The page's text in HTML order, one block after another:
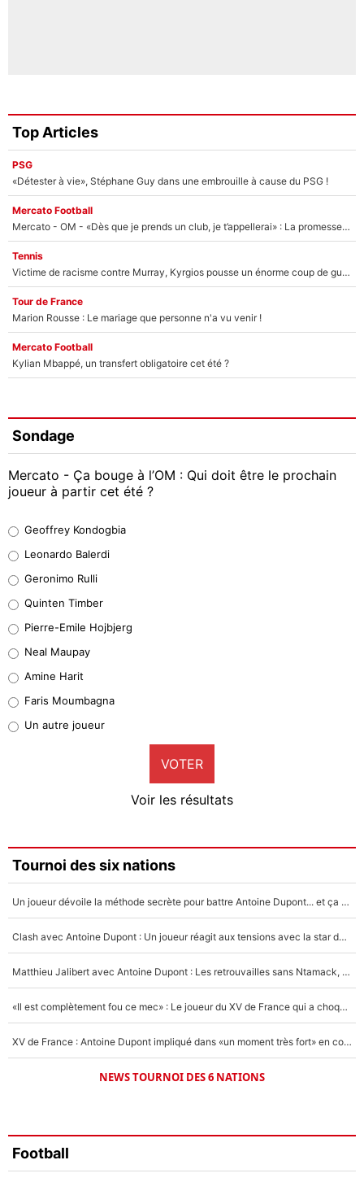
Top Articles
PSG
«Détester à vie», Stéphane Guy dans une embrouille à cause du PSG !
Mercato Football
Mercato - OM - «Dès que je prends un club, je t’appellerai» : La promesse de Marcelino au moment de claquer la porte
Tennis
Victime de racisme contre Murray, Kyrgios pousse un énorme coup de gueule !
Tour de France
Marion Rousse : Le mariage que personne n'a vu venir !
Mercato Football
Kylian Mbappé, un transfert obligatoire cet été ?
Sondage
Mercato - Ça bouge à l’OM : Qui doit être le prochain
joueur à partir cet été ?
38%
32%
5%
1%
9%
Faris Moumbagna
4%
Un autre joueur
5%
Geoffrey Kondogbia
Leonardo Balerdi
Geronimo Rulli
Quinten Timber
Pierre-Emile Hojbjerg
Neal Maupay
Amine Harit
Faris Moumbagna
Un autre joueur
VOTER
Voir les résultats
Tournoi des six nations
Un joueur dévoile la méthode secrète pour battre Antoine Dupont... et ça marche !
Clash avec Antoine Dupont : Un joueur réagit aux tensions avec la star du XV de France !
Matthieu Jalibert avec Antoine Dupont : Les retrouvailles sans Ntamack, «il y a eu des discussions»
«Il est complètement fou ce mec» : Le joueur du XV de France qui a choqué Matthieu Jalibert !
XV de France : Antoine Dupont impliqué dans «un moment très fort» en coulisses
NEWS TOURNOI DES 6 NATIONS
Football